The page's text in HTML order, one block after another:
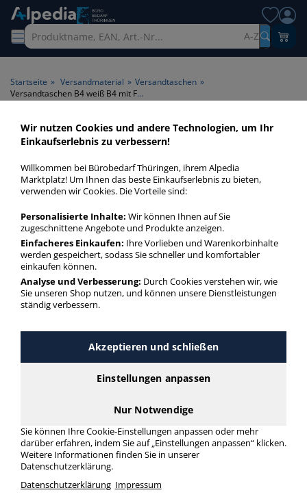
A-Z
Startseite » Versandmaterial » Versandtaschen »
Versandtaschen B4 weiß B4 mit Falte
Versandtaschen B4 weiß B4
mit Falte > Format B4 > Farbe
weiß > Falte mit Falte
Versandtaschen B4 weiß B4 mit Falte in bester Qualität zum
günstigen Preis. Finden Sie schnell Versandtaschen B4 weiß
B4 mit Falte mit unserer Filter-Funktion.
Versandtaschen B4 weiß B4 mit Falte
mehr Infos zur Kategorie
Häufig gesucht
B4
Versandtaschen B4
mit Fenster
Versandtaschen B4
Wir nutzen Cookies und andere Technologien, um Ihr
Einkaufserlebnis zu verbessern!
Willkommen bei Bürobedarf Thüringen, ihrem Alpedia
Marktplatz! Um Ihnen das beste Einkaufserlebnis zu bieten,
verwenden wir Cookies. Die Vorteile sind:
Personalisierte Inhalte: Wir können Ihnen auf Sie
zugeschnittene Angebote und Produkte anzeigen.
Einfacheres Einkaufen: Ihre Vorlieben und Warenkorbinhalte
werden gespeichert, sodass Sie schneller und komfortabler
einkaufen können.
Analyse und Verbesserung: Durch Cookies verstehen wir, wie
Sie unseren Shop nutzen, und können unsere Dienstleistungen
ständig verbessern.
Akzeptieren und schließen
Einstellungen anpassen
Nur Notwendige
Sie können Ihre Cookie-Einstellungen anpassen oder mehr
darüber erfahren, indem Sie auf „Einstellungen anpassen“ klicken.
Weitere Informationen finden Sie in unserer
Datenschutzerklärung.
Datenschutzerklärung Impressum